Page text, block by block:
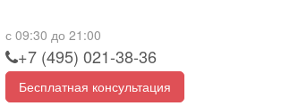
с 09:30 до 21:00
+7 (495) 021-38-36
Бесплатная консультация